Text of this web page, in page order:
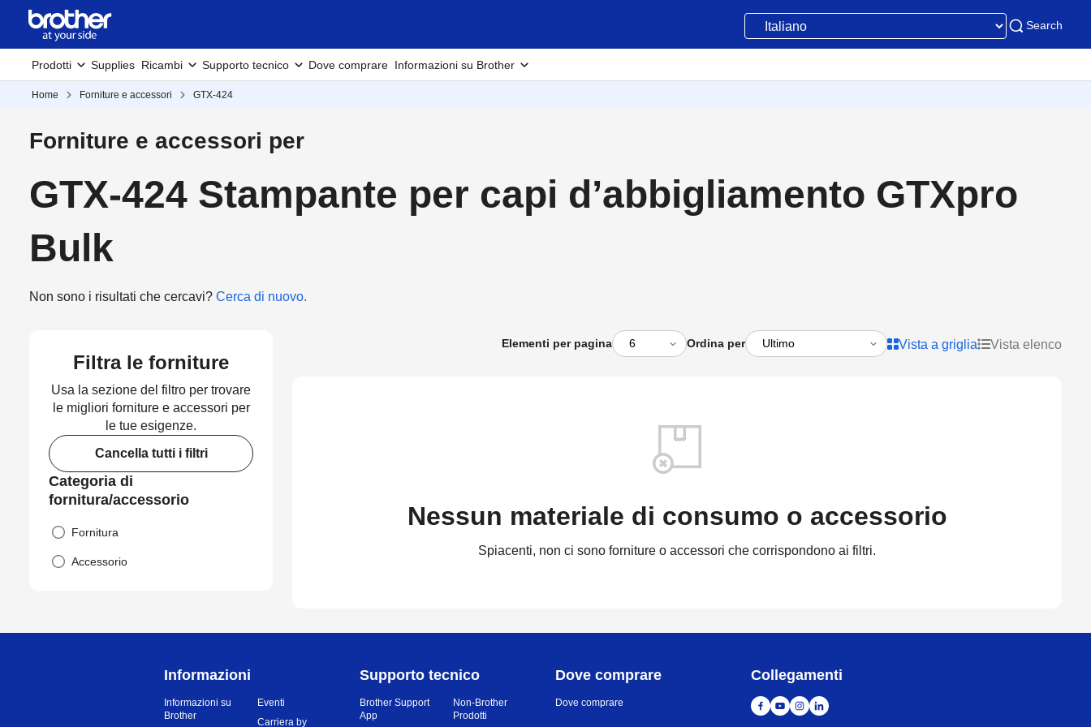
Search
Prodotti Supplies Ricambi Supporto tecnico Dove comprare Informazioni su Brother
Home Forniture e accessori GTX-424
Forniture e accessori per
GTX-424 Stampante per capi d’abbigliamento GTXpro
Bulk
Non sono i risultati che cercavi? Cerca di nuovo.
Filtra le forniture
Usa la sezione del filtro per trovare
le migliori forniture e accessori per
le tue esigenze.
Cancella tutti i filtri
Categoria di
fornitura/accessorio
Fornitura
Accessorio
Elementi per pagina Ordina per Vista a griglia Vista elenco
Nessun materiale di consumo o accessorio
Spiacenti, non ci sono forniture o accessori che corrispondono ai filtri.
Informazioni
Informazioni su
Brother
Eventi
Carriera by
Supporto tecnico
Brother Support
App
Non-Brother
Prodotti
Dove comprare
Dove comprare
Collegamenti